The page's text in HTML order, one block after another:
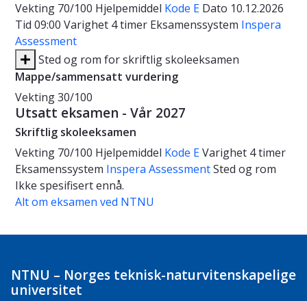
Vekting 70/100 Hjelpemiddel Kode E Dato 10.12.2026
Tid 09:00 Varighet 4 timer Eksamenssystem Inspera
Assessment
Sted og rom for skriftlig skoleeksamen
Mappe/sammensatt vurdering
Vekting30/100
Utsatt eksamen - Vår 2027
Skriftlig skoleeksamen
Vekting 70/100 Hjelpemiddel Kode EVarighet 4 timer
Eksamenssystem Inspera AssessmentSted og rom
Ikke spesifisert ennå.
Alt om eksamen ved NTNU
NTNU – Norges teknisk-naturvitenskapelige
universitet